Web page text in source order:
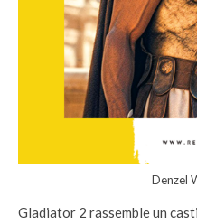
Denzel
Gladiator 2 rassemble un